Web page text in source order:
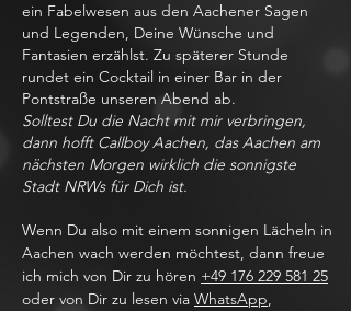
ein Fabelwesen aus den Aachener Sagen
und Legenden, Deine Wünsche und
Fantasien erzählst. Zu späterer Stunde
rundet ein Cocktail in einer Bar in der
Pontstraße unseren Abend ab.
Solltest Du die Nacht mit mir verbringen,
dann hofft Callboy Aachen, das Aachen am
nächsten Morgen wirklich die sonnigste
Stadt NRWs für Dich ist.
Wenn Du also mit einem sonnigen Lächeln in
Aachen wach werden möchtest, dann freue
ich mich von Dir zu hören +49 176 229 581 25
oder von Dir zu lesen via WhatsApp,